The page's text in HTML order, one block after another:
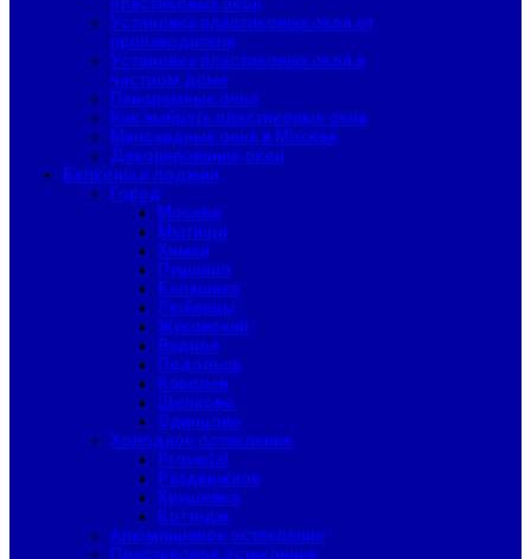
Установка пластиковых окон от
производителя
Установка пластиковых окон в
частном доме
Панорамные окна
Как выбрать пластиковые окна
Мансардные окна в Москве
Декорирование окон
Балконы и лоджии
Город
Москва
Мытищи
Химки
Пушкино
Балашиха
Люберцы
Жуковский
Видное
Подольск
Королев
Щелково
Одинцово
Холодное остекление
Provedal
Раздвижное
Хрущевка
Коттедж
Алюминиевое остекление
Пластиковое остекление